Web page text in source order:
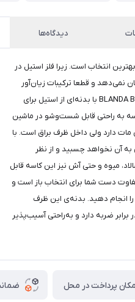
دیدگاه‌ها
انتخاب است. زیرا فلز استیل در
نمی‌دهد و قطعا ترکیبات زیان‌آور
وارد غذا نخواهد شد. «کاسه مدل BLANDA BLANK با بدنه‌ای از استیل برای
به راحتی قابل شست‌وشو در ماشین
دارد ولی داخل ظرف براق است. با
آن نخواهد چسبید و از نظر
میوه‌ و حتی آش نیز این کاسه قابل
دست شما برای انتخاب باز است و
انجام دهید. بدنه‌ی این ظرف
ضربه دارد و به‌راحتی آسیب‌پذیر
پرداخت در محل